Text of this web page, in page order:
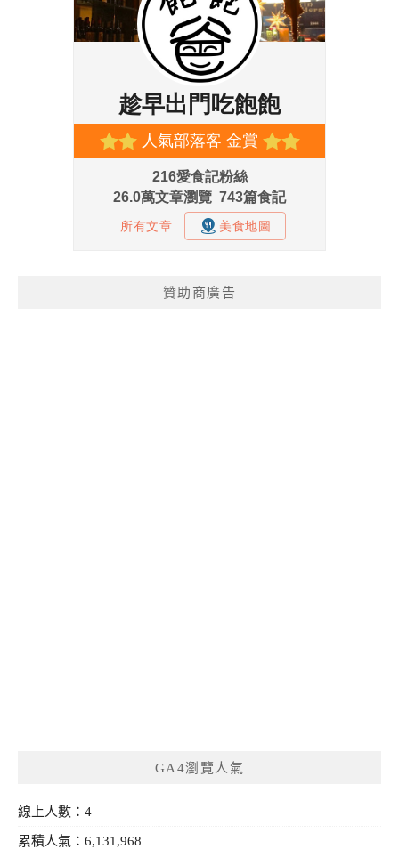
贊助商廣告
GA4瀏覽人氣
線上人數：4
累積人氣：6,131,968